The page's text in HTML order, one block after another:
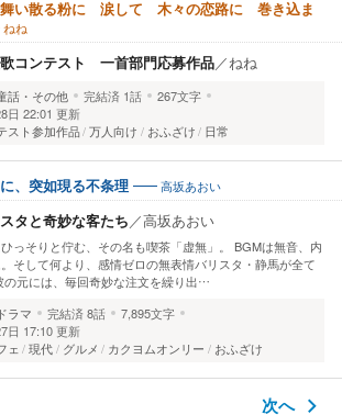
い散る粉に 涙して 木々の恋路に 巻き込ま
ねね
コンテスト 一首部門応募作品／ねね
話・その他 完結済 1話
267文字
日 22:01 更新
スト参加作品 万人向け おふざけ 日常
、突如現る不条理 高坂あおい
タと奇妙な客たち／高坂あおい
っそりと佇む、その名も喫茶「虚無」。 BGMは無音、内
そして何より、感情ゼロの無表情バリスタ・静馬が全て
の元には、毎回奇妙な注文を繰り出…
ラマ 完結済8話
7,895文字
日 17:10 更新
ェ 現代 グルメ カクヨムオンリー おふざけ
次へ